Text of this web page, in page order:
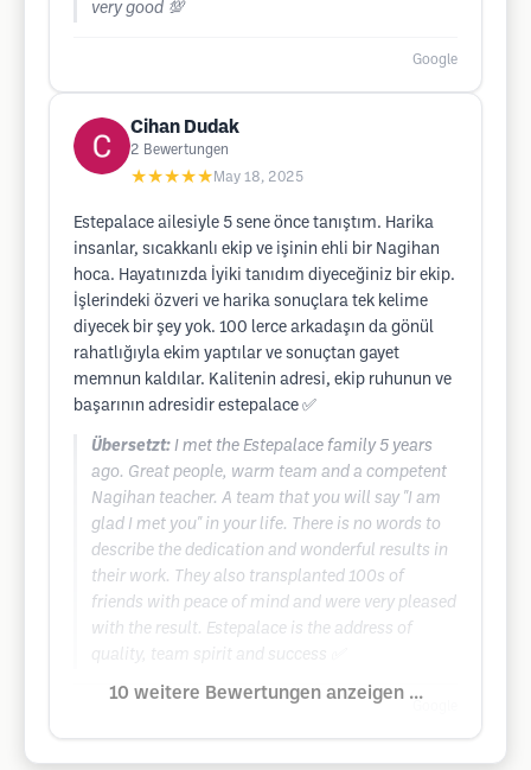
very good 💯
Google
Cihan Dudak
2 Bewertungen
★★★★★ May 18, 2025
Estepalace ailesiyle 5 sene önce tanıştım. Harika
insanlar, sıcakkanlı ekip ve işinin ehli bir Nagihan
hoca. Hayatınızda İyiki tanıdım diyeceğiniz bir ekip.
İşlerindeki özveri ve harika sonuçlara tek kelime
diyecek bir şey yok. 100 lerce arkadaşın da gönül
rahatlığıyla ekim yaptılar ve sonuçtan gayet
memnun kaldılar. Kalitenin adresi, ekip ruhunun ve
başarının adresidir estepalace ✅
Übersetzt: I met the Estepalace family 5 years
ago. Great people, warm team and a competent
Nagihan teacher. A team that you will say "I am
glad I met you" in your life. There is no words to
describe the dedication and wonderful results in
their work. They also transplanted 100s of
friends with peace of mind and were very pleased
with the result. Estepalace is the address of
quality, team spirit and success ✅
10 weitere Bewertungen anzeigen ...